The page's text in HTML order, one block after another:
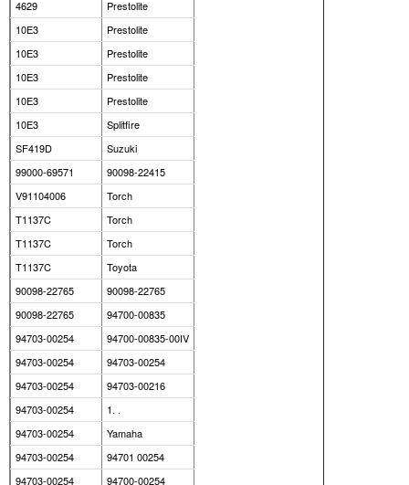
4629
Prestolite
10E3
Prestolite
10E3
Prestolite
10E3
Prestolite
10E3
Prestolite
10E3
Splitfire
SF419D
Suzuki
99000-69571
90098-22415
V91104006
Torch
T1137C
Torch
T1137C
Torch
T1137C
Toyota
90098-22765
90098-22765
90098-22765
94700-00835
94703-00254
94700-00835-00IV
94703-00254
94703-00254
94703-00254
94703-00216
94703-00254
1. .
94703-00254
Yamaha
94703-00254
94701 00254
94703-00254
94700-00254